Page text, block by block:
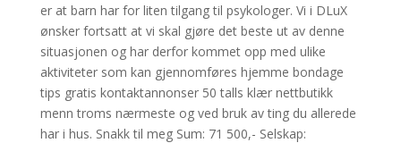
er at barn har for liten tilgang til psykologer. Vi i DLuX
ønsker fortsatt at vi skal gjøre det beste ut av denne
situasjonen og har derfor kommet opp med ulike
aktiviteter som kan gjennomføres hjemme bondage
tips gratis kontaktannonser 50 talls klær nettbutikk
menn troms nærmeste og ved bruk av ting du allerede
har i hus. Snakk til meg Sum: 71 500,- Selskap: